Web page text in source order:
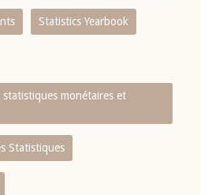
Statistics Yearbook
monétaires et
Statistiques